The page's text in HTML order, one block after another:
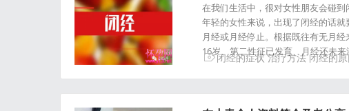
在我们生活中，很对女性朋友会碰
年轻的女性来说，出现了闭经的话
月经或月经停止。根据既往有无月
16岁、第二性征已发育、月经还未
闭经的症状 治疗方法 闭经的